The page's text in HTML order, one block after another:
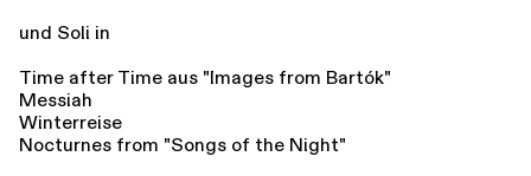
und Soli in
Time after Time aus "Images from Bartók"
Messiah
Winterreise
Nocturnes from "Songs of the Night"